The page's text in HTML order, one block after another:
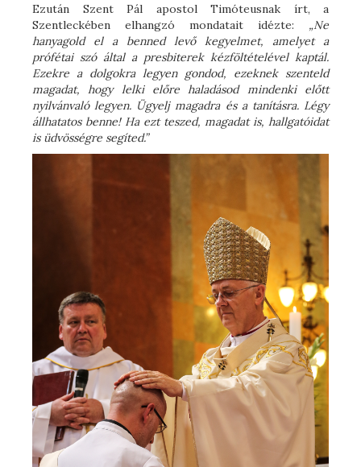
Ezután Szent Pál apostol Timóteusnak írt, a
Szentleckében elhangzó mondatait idézte: „Ne
hanyagold el a benned levő kegyelmet, amelyet a
prófétai szó által a presbiterek kézföltételével kaptál.
Ezekre a dolgokra legyen gondod, ezeknek szenteld
magadat, hogy lelki előre haladásod mindenki előtt
nyilvánvaló legyen. Ügyelj magadra és a tanításra. Légy
állhatatos benne! Ha ezt teszed, magadat is, hallgatóidat
is üdvösségre segíted.”